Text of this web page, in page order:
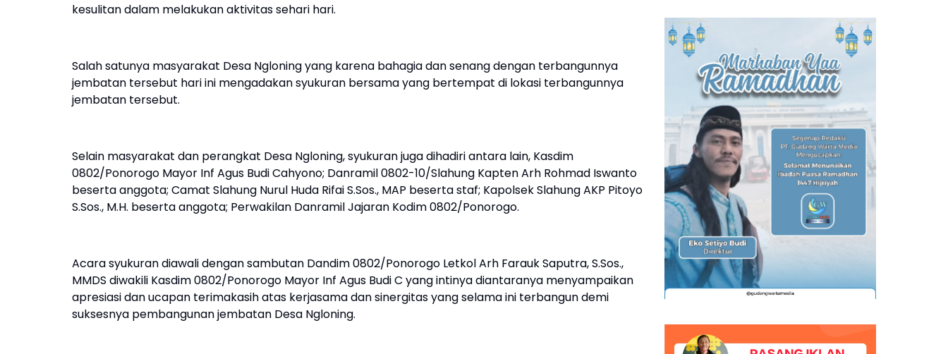
kesulitan dalam melakukan aktivitas sehari hari.
Salah satunya masyarakat Desa Ngloning yang karena bahagia dan senang dengan terbangunnya
jembatan tersebut hari ini mengadakan syukuran bersama yang bertempat di lokasi terbangunnya
jembatan tersebut.
Selain masyarakat dan perangkat Desa Ngloning, syukuran juga dihadiri antara lain, Kasdim
0802/Ponorogo Mayor Inf Agus Budi Cahyono; Danramil 0802-10/Slahung Kapten Arh Rohmad Iswanto
beserta anggota; Camat Slahung Nurul Huda Rifai S.Sos., MAP beserta staf; Kapolsek Slahung AKP Pitoyo
S.Sos., M.H. beserta anggota; Perwakilan Danramil Jajaran Kodim 0802/Ponorogo.
Acara syukuran diawali dengan sambutan Dandim 0802/Ponorogo Letkol Arh Farauk Saputra, S.Sos.,
MMDS diwakili Kasdim 0802/Ponorogo Mayor Inf Agus Budi C yang intinya diantaranya menyampaikan
apresiasi dan ucapan terimakasih atas kerjasama dan sinergitas yang selama ini terbangun demi
suksesnya pembangunan jembatan Desa Ngloning.